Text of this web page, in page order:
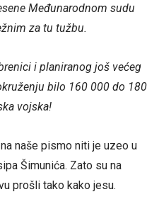
Međunarodnom sudu
za tu tužbu.
i planiranog još većeg
bilo 160 000 do 180
vojska!
naše pismo niti je uzeo u
Šimunića. Zato su na
prošli tako kako jesu.